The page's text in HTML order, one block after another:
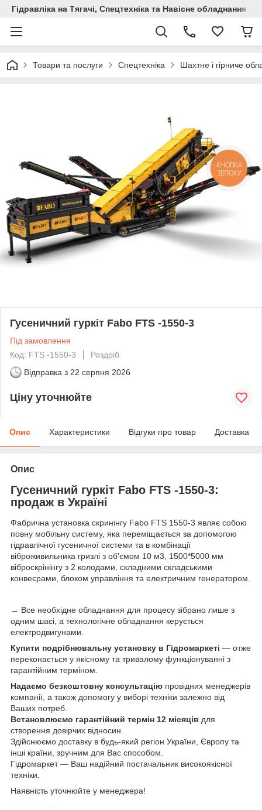
Гідравліка на Тягачі, Спецтехніка та Навісне обладнання
Товари та послуги Спецтехніка Шахтне і гірниче
Гусеничний гуркіт Fabo FTS -1550-3
Під замовлення
Код: FTS -1550-3
Роздріб
Відправка з 22 серпня 2026
Ціну уточнюйте
Опис Характеристики Відгуки про товар Доставка
Опис
Гусеничний гуркіт Fabo FTS -1550-3:
продаж в Україні
Фабрична установка скринінгу Fabo FTS 1550-3 являє собою
повну мобільну систему, яка переміщається за допомогою
гідравлічної гусеничної системи та в комбінації
віброживильника гризлі з об'ємом 10 м3, 1500*5000 мм
віброскрінінгу з 2 колодами, складними складськими
конвеєрами, блоком управління та електричним генератором.
→ Все необхідне обладнання для процесу зібрано лише з
одним шасі, а технологічне обладнання керується
електродвигунами.
Купити подрібнювальну установку в Гідромаркеті — отже
переконається у якісному та тривалому функціонуванні з
гарантійним терміном.
Надаємо безкоштовну консультацію провідних менеджерів
компанії, а також допомогу у виборі техніки залежно від
Ваших потреб.
Встановлюємо гарантійний термін 12 місяців для
створення довірчих відносин.
Здійснюємо доставку в будь-який регіон України, Європу та
інші країни, зручним для Вас способом.
Гідромаркет — Ваш надійний постачальник високоякісної
техніки.
Наявність уточнюйте у менеджера!
КНОПКА
ЗВ'ЯЗКУ